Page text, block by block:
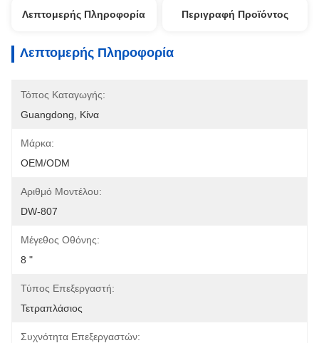
Λεπτομερής Πληροφορία Περιγραφή Προϊόντος
Λεπτομερής Πληροφορία
Τόπος Καταγωγής:
Guangdong, Κίνα
Μάρκα:
OEM/ODM
Αριθμό Μοντέλου:
DW-807
Μέγεθος Οθόνης:
8 "
Τύπος Επεξεργαστή:
Τετραπλάσιος
Συχνότητα Επεξεργαστών: